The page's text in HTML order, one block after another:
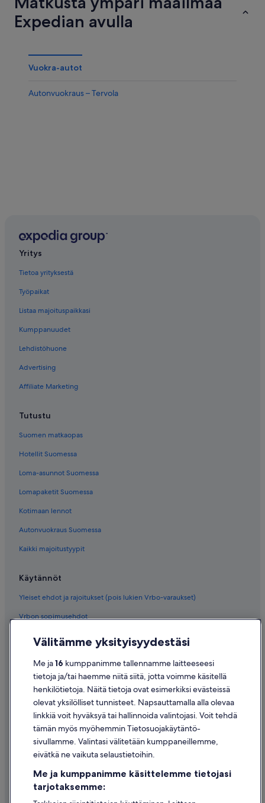
Expedian avulla
Vuokra-autot
Autonvuokraus – Tervola
Yritys
Tietoa yrityksestä
Työpaikat
Listaa majoituspaikkasi
Kumppanuudet
Lehdistöhuone
Advertising
Affiliate Marketing
Tutustu
Suomen matkaopas
Hotellit Suomessa
Loma-asunnot Suomessa
Lomapaketit Suomessa
Kotimaan lennot
Autonvuokraus Suomessa
Kaikki majoitustyypit
Käytännöt
Yleiset ehdot ja rajoitukset (pois lukien Vrbo-varaukset)
Vrbon sopimusehdot
Evästeet
Käyttöehdot
Oikeudelliset tiedot / ota meihin yhteyttä
Sisältövaatimukset ja ilmoituksen tekeminen sisällöstä
Tuki
Ota yhteyttä
Välitämme yksityisyydestäsi
Me ja16 kumppanimme tallennamme laitteeseesi
tietoja ja/tai haemme niitä siitä, jotta voimme käsitellä
henkilötietoja. Näitä tietoja ovat esimerkiksi evästeissä
olevat yksilölliset tunnisteet. Napsauttamalla alla olevaa
linkkiä voit hyväksyä tai hallinnoida valintojasi. Voit tehdä
tämän myös myöhemmin Tietosuojakäytäntö-
sivullamme. Valintasi välitetään kumppaneillemme,
eivätkä ne vaikuta selaustietoihin.
Me ja kumppanimme käsittelemme tietojasi
tarjotaksemme: